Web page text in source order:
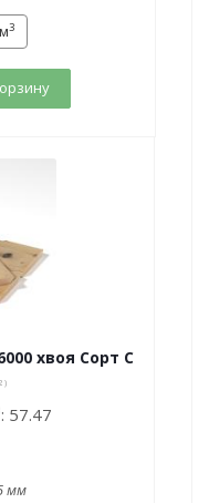
м3
хвоя Сорт С
)
57.47
мм